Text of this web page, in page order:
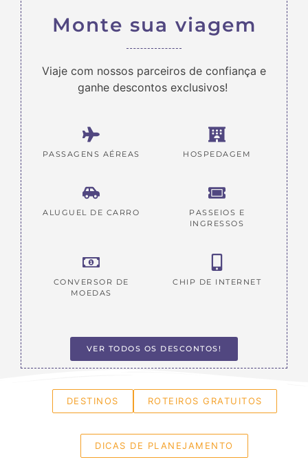
Monte sua viagem
Viaje com nossos parceiros de confiança e
ganhe descontos exclusivos!
PASSAGENS AÉREAS HOSPEDAGEM
ALUGUEL DE CARRO
PASSEIOS E
INGRESSOS
CONVERSOR DE
MOEDAS
CHIP DE INTERNET
VER TODOS OS DESCONTOS!
DESTINOS ROTEIROS GRATUITOS
DICAS DE PLANEJAMENTO